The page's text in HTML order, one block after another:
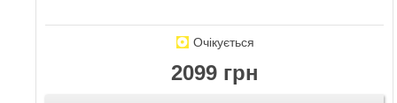
Очікується
2099 грн